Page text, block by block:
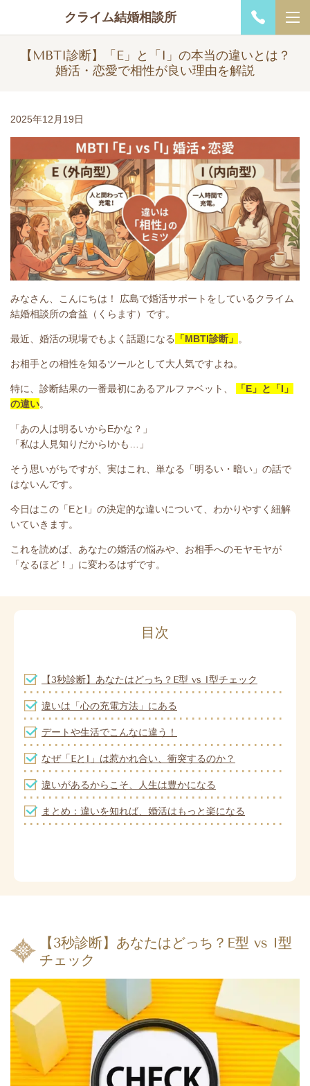
クライム結婚相談所
【MBTI診断】「E」と「I」の本当の違いとは？
婚活・恋愛で相性が良い理由を解説
2025年12月19日
みなさん、こんにちは！ 広島で婚活サポートをしているクライム
結婚相談所の倉益（くらます）です。
最近、婚活の現場でもよく話題になる 「MBTI診断」 。
お相手との相性を知るツールとして大人気ですよね。
特に、診断結果の一番最初にあるアルファベット、
「E」と「I」
の違い。
「あの人は明るいからEかな？」
「私は人見知りだからIかも…」
そう思いがちですが、実はこれ、単なる「明るい・暗い」の話で
はないんです。
今日はこの「EとI」の決定的な違いについて、わかりやすく紐解
いていきます。
これを読めば、あなたの婚活の悩みや、お相手へのモヤモヤが
「なるほど！」に変わるはずです。
目次
【3秒診断】あなたはどっち？E型 vs I型チェック
違いは「心の充電方法」にある
デートや生活でこんなに違う！
なぜ「EとI」は惹かれ合い、衝突するのか？
違いがあるからこそ、人生は豊かになる
まとめ：違いを知れば、婚活はもっと楽になる
【3秒診断】あなたはどっち？E型 vs I型
チェック